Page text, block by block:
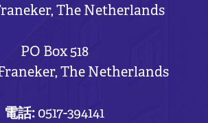
The Netherlands
PO Box 518
The Netherlands
電話: 0517-394141